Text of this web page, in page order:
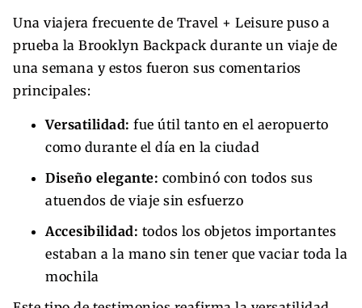
Una viajera frecuente de Travel + Leisure puso a
prueba la Brooklyn Backpack durante un viaje de
una semana y estos fueron sus comentarios
principales:
Versatilidad: fue útil tanto en el aeropuerto
como durante el día en la ciudad
Diseño elegante: combinó con todos sus
atuendos de viaje sin esfuerzo
Accesibilidad: todos los objetos importantes
estaban a la mano sin tener que vaciar toda la
mochila